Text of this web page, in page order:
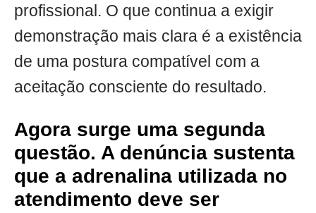
profissional. O que continua a exigir
demonstração mais clara é a existência
de uma postura compatível com a
aceitação consciente do resultado.
Agora surge uma segunda
questão. A denúncia sustenta
que a adrenalina utilizada no
atendimento deve ser